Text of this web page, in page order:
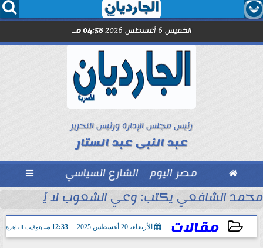
  
الخميس 6 أغسطس 2026 04:58 مـ
رئيس مجلس الإدارة ورئيس التحرير
عبد النبى عبد الستار
 مصر اليوم الشارع السياسي 
صلاح.. اليوم
محمد الشافعي يكتب: وعي الشعوب لا يُقاس
مقالات الأربعاء، 20 أغسطس 2025 12:33 مـ بتوقيت القاهرة